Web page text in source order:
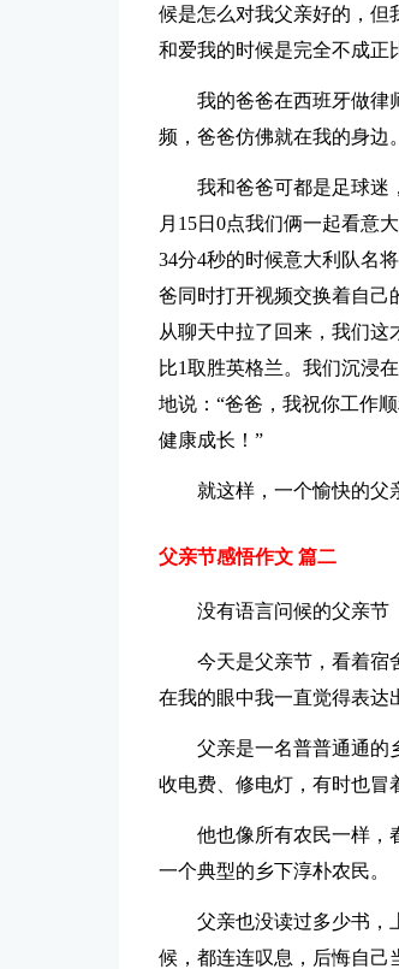
候是怎么对我父亲好的，但
和爱我的时候是完全不成正
我的爸爸在西班牙做律
频，爸爸仿佛就在我的身边
我和爸爸可都是足球迷
月15日0点我们俩一起看意
34分4秒的时候意大利队名
爸同时打开视频交换着自己
从聊天中拉了回来，我们这
比1取胜英格兰。我们沉浸
地说：“爸爸，我祝你工作
健康成长！”
就这样，一个愉快的父
父亲节感悟作文 篇二
没有语言问候的父亲节
今天是父亲节，看着宿
在我的眼中我一直觉得表达
父亲是一名普普通通的
收电费、修电灯，有时也冒
他也像所有农民一样，
一个典型的乡下淳朴农民。
父亲也没读过多少书，
候，都连连叹息，后悔自己